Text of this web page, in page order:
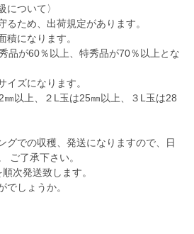
について〉
るため、出荷規定があります。
積になります。
品が60％以上、特秀品が70％以上とな
イズになります。
以上、２L玉は25㎜以上、３L玉は28
グでの収穫、発送になりますので、日
ご了承下さい。
次発送致します。